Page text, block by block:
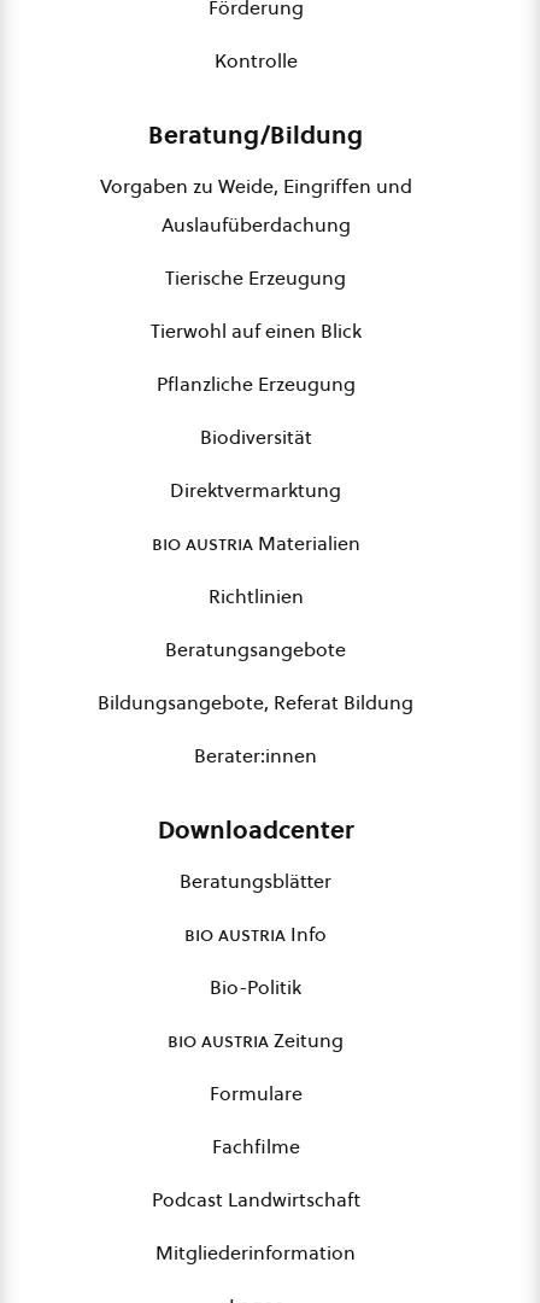
Förderung
Kontrolle
Beratung/Bildung
Vorgaben zu Weide, Eingriffen und
Auslaufüberdachung
Tierische Erzeugung
Tierwohl auf einen Blick
Pflanzliche Erzeugung
Biodiversität
Direktvermarktung
bio austriaMaterialien
Richtlinien
Beratungsangebote
Bildungsangebote, Referat Bildung
Berater:innen
Downloadcenter
Beratungsblätter
bio austria Info
Bio-Politik
bio austriaZeitung
Formulare
Fachfilme
Podcast Landwirtschaft
Mitgliederinformation